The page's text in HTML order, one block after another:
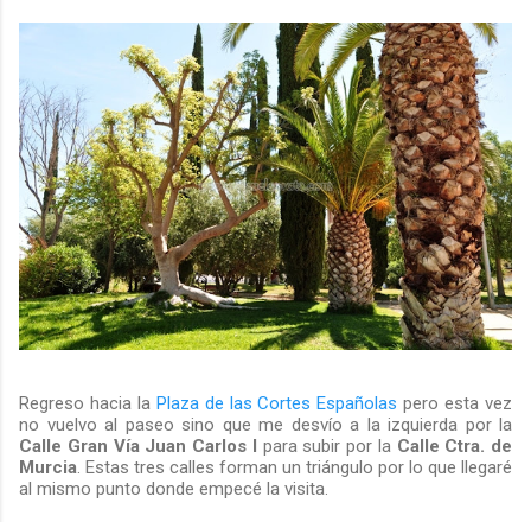
Regreso hacia la Plaza de las Cortes Españolas pero esta vez
no vuelvo al paseo sino que me desvío a la izquierda por la
Calle Gran Vía Juan Carlos I para subir por la Calle Ctra. de
Murcia. Estas tres calles forman un triángulo por lo que llegaré
al mismo punto donde empecé la visita.